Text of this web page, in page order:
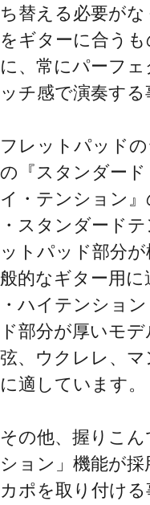
ち替える必要が
をギターに合う
に、常にパーフ
ッチ感で演奏する
フレットパッド
の『スタンダー
イ・テンション』
・スタンダード
ットパッド部分
般的なギター用に
・ハイテンショ
ド部分が厚いモ
弦、ウクレレ、
に適しています。
その他、握りこ
ション」機能が
カポを取り付け